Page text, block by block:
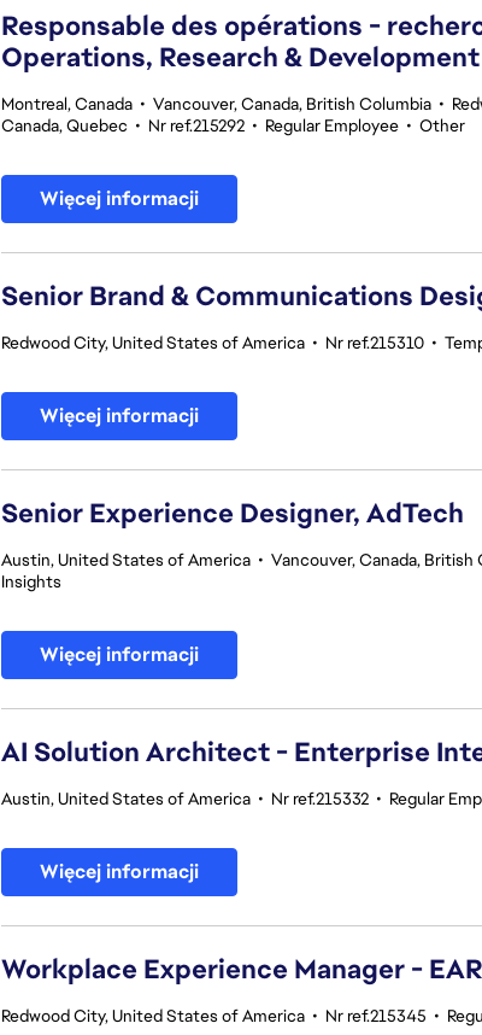
Responsable des opérations -
Operations, Research & Development
Montreal, Canada • Vancouver, Canada, British Columbia •
Canada, Quebec • Nr ref.215292 • Regular Employee • Other
Więcej informacji
Senior Brand & Communications
Redwood City, United States of America • Nr ref.215310 •
Więcej informacji
Senior Experience Designer, AdTech
Austin, United States of America • Vancouver, Canada, British
Insights
Więcej informacji
AI Solution Architect - Enterprise
Austin, United States of America • Nr ref.215332 • Regular
Więcej informacji
Workplace Experience Manager -
Redwood City, United States of America • Nr ref.215345 •